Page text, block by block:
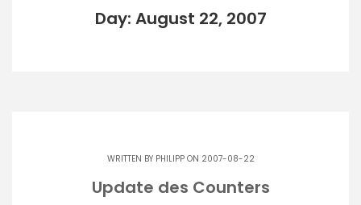
Day: August 22, 2007
WRITTEN BY PHILIPPON 2007-08-22
Update des Counters